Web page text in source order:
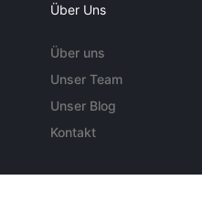
Über Uns
Über uns
Unser Team
Unser Blog
Kontakt